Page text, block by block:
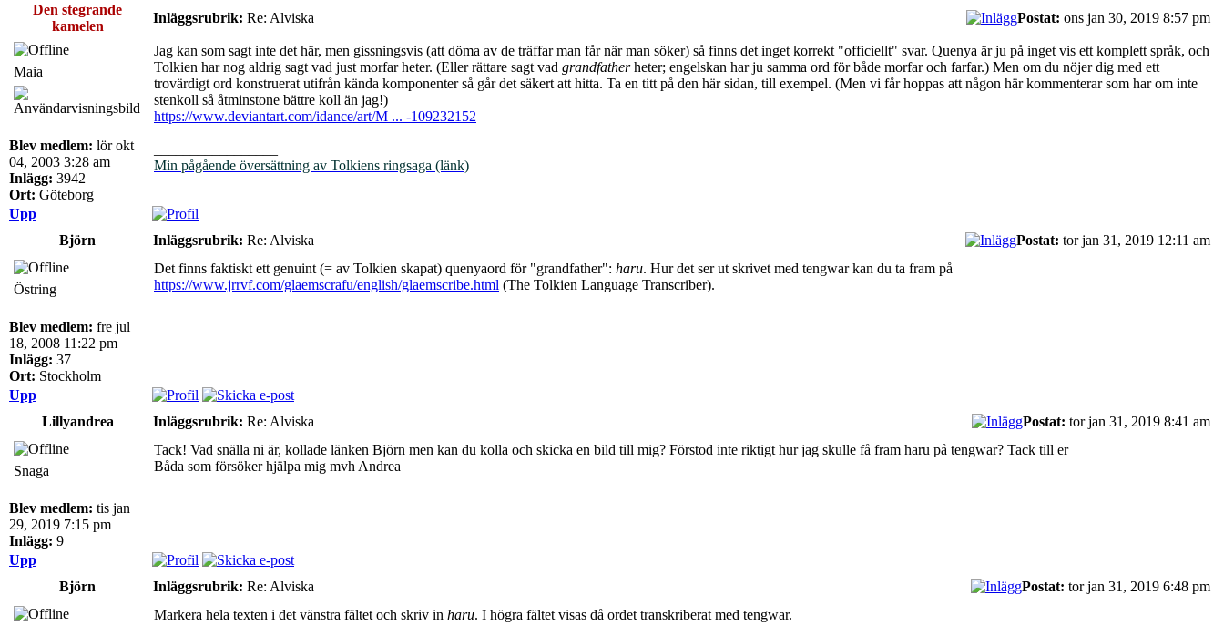
Den stegrande
kamelen
Inläggsrubrik: Re: Alviska Postat: ons jan 30, 2019 8:57 pm
Maia
Blev medlem: lör okt
04, 2003 3:28 am
Inlägg: 3942
Ort: Göteborg
Jag kan som sagt inte det här, men gissningsvis (att döma av de träffar man får när man söker) så finns det inget korrekt "officiellt" svar. Quenya är ju på inget vis ett komplett språk, och
Tolkien har nog aldrig sagt vad just morfar heter. (Eller rättare sagt vad grandfatherheter; engelskan har ju samma ord för både morfar och farfar.) Men om du nöjer dig med ett
trovärdigt ord konstruerat utifrån kända komponenter så går det säkert att hitta. Ta en titt på den här sidan, till exempel. (Men vi får hoppas att någon här kommenterar som har om inte
stenkoll så åtminstone bättre koll än jag!)
https://www.deviantart.com/idance/art/M ... -109232152
Min pågående översättning av Tolkiens ringsaga (länk)
Upp
Björn
Inläggsrubrik: Re: Alviska Postat: tor jan 31, 2019 12:11 am
Östring
Blev medlem: fre jul
18, 2008 11:22 pm
Inlägg: 37
Ort: Stockholm
Det finns faktiskt ett genuint (= av Tolkien skapat) quenyaord för "grandfather": haru. Hur det ser ut skrivet med tengwar kan du ta fram på
https://www.jrrvf.com/glaemscrafu/english/glaemscribe.html (The Tolkien Language Transcriber).
Upp
Lillyandrea
Inläggsrubrik: Re: Alviska Postat: tor jan 31, 2019 8:41 am
Snaga
Blev medlem: tis jan
29, 2019 7:15 pm
Inlägg: 9
Tack! Vad snälla ni är, kollade länken Björn men kan du kolla och skicka en bild till mig? Förstod inte riktigt hur jag skulle få fram haru på tengwar? Tack till er
Båda som försöker hjälpa mig mvh Andrea
Upp
Björn
Inläggsrubrik: Re: Alviska Postat: tor jan 31, 2019 6:48 pm
Markera hela texten i det vänstra fältet och skriv in haru. I högra fältet visas då ordet transkriberat med tengwar.